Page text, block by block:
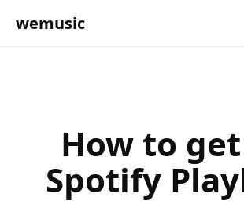
wemusic
How to
Spotify